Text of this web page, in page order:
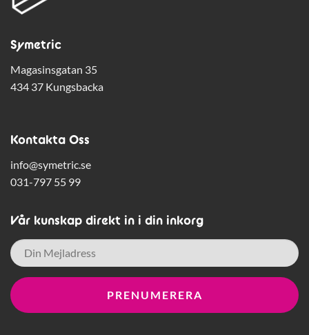
Symetric
Magasinsgatan 35
434 37 Kungsbacka
Kontakta Oss
info@symetric.se
031-797 55 99
Vår kunskap direkt in i din inkorg
E-
post *